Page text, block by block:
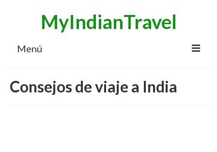
MyIndianTravel
Menú
MI BLOG VIAJES INDIA
Consejos de viaje a India